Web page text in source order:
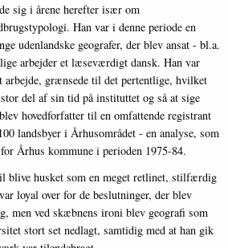
sig i årene herefter især om
Han var i denne periode en
udenlandske geografer, der blev ansat - bl.a.
arbejder et læseværdigt dansk. Han var
arbejde, grænsede til det pertentlige, hvilket
del af sin tid på instituttet og så at sige
hovedforfatter til en omfattende registrant
landsbyer i Århusområdet - en analyse, som
Århus kommune i perioden 1975-84.
blive husket som en meget retlinet, stilfærdig
loyal over for de beslutninger, der blev
men ved skæbnens ironi blev geografi som
stort set nedlagt, samtidig med at han gik